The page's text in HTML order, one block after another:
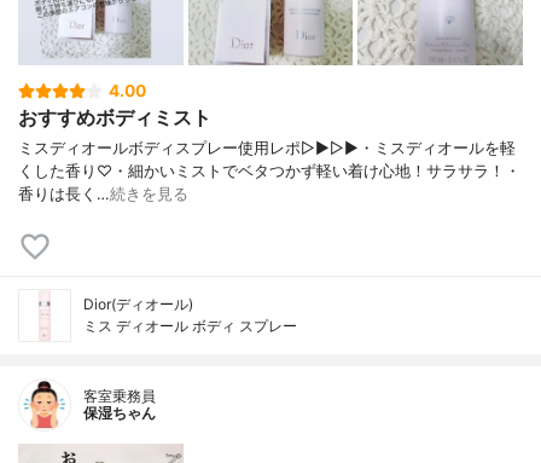
4.00
おすすめボディミスト
ミスディオールボディスプレー使用レポ▷▶︎▷▶︎・ミスディオールを軽
くした香り♡・細かいミストでベタつかず軽い着け心地！サラサラ！・
香りは長く…続きを見る
Dior(ディオール)
ミス ディオール ボディ スプレー
客室乗務員
保湿ちゃん